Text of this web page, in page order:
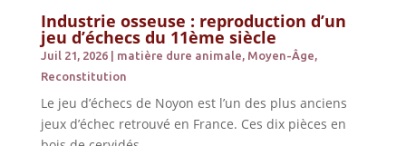
Industrie osseuse : reproduction d’un
jeu d’échecs du 11ème siècle
Juil 21, 2026| matière dure animale, Moyen-Âge,
Reconstitution
Le jeu d’échecs de Noyon est l’un des plus anciens
jeux d’échec retrouvé en France. Ces dix pièces en